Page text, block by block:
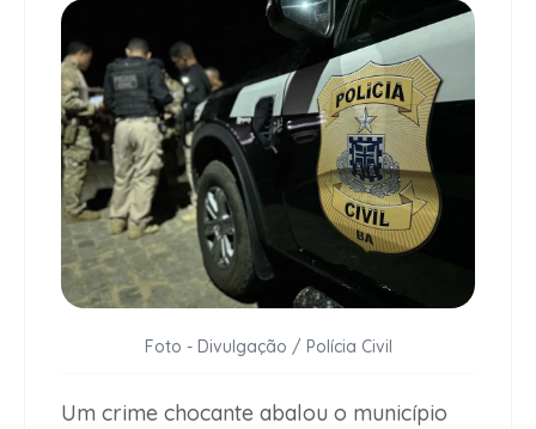
Foto - Divulgação / Polícia Civil
Um crime chocante abalou o município